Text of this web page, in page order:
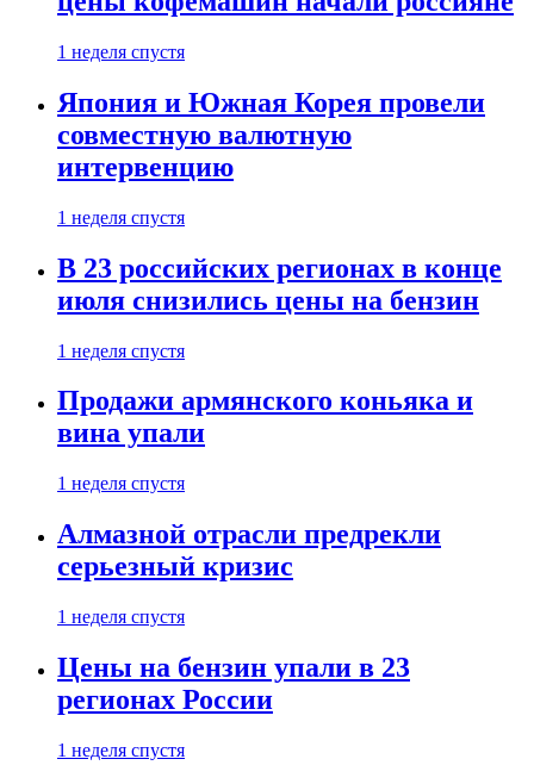
1 неделя спустя
Япония и Южная Корея провели
совместную валютную
интервенцию
1 неделя спустя
В 23 российских регионах в конце
июля снизились цены на бензин
1 неделя спустя
Продажи армянского коньяка и
вина упали
1 неделя спустя
Алмазной отрасли предрекли
серьезный кризис
1 неделя спустя
Цены на бензин упали в 23
регионах России
1 неделя спустя